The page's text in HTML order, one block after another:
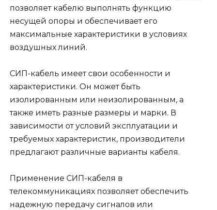
позволяет кабелю выполнять функцию
несущей опоры и обеспечивает его
максимальные характеристики в условиях
воздушных линий.
СИП-кабель имеет свои особенности и
характеристики. Он может быть
изолированным или неизолированным, а
также иметь разные размеры и марки. В
зависимости от условий эксплуатации и
требуемых характеристик, производители
предлагают различные варианты кабеля.
Применение СИП-кабеля в
телекоммуникациях позволяет обеспечить
надежную передачу сигналов или